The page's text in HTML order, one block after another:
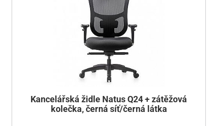
Kancelářská židle Natus Q24 + zátěžová
kolečka, černá síť/černá látka